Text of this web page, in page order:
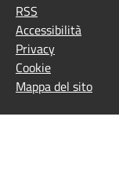
RSS
Accessibilità
Privacy
Cookie
Mappa del sito